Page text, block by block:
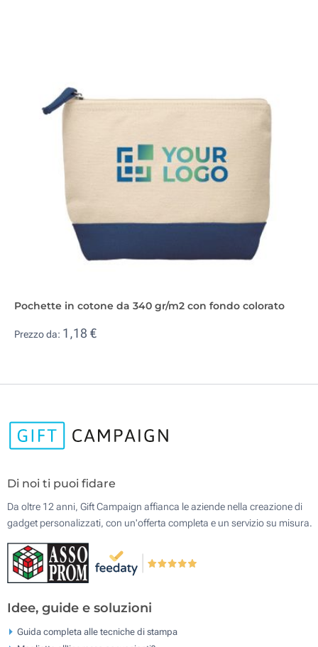
Pochette in cotone da 340 gr/m2 con fondo colorato
Prezzo da: 1,18 €
Di noi ti puoi fidare
Da oltre 12 anni, Gift Campaign affianca le aziende nella creazione di
gadget personalizzati, con un'offerta completa e un servizio su misura.
Idee, guide e soluzioni
Guida completa alle tecniche di stampa